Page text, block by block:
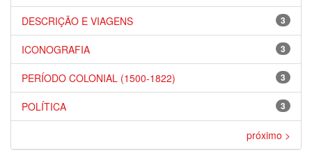
3
DESCRIÇÃO E VIAGENS
3
ICONOGRAFIA
3
PERÍODO COLONIAL (1500-1822)
3
POLÍTICA
próximo >